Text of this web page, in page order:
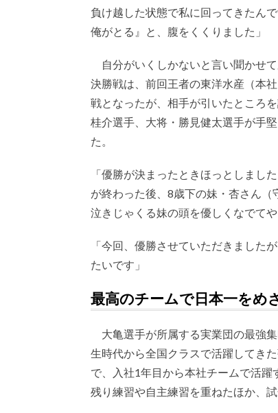
負け越した状態で私に回ってきたん
俺がとる』と、腹をくくりました」
自分がいくしかないと言い聞かせ
決勝戦は、前回王者の東洋水産（本
戦となったが、相手が引いたところ
桂介選手、大将・勝見健太選手が手
た。
「優勝が決まったときほっとしま
が終わった後、8歳下の妹・杏さん
泣きじゃくる妹の頭を優しくなでて
「今回、優勝させていただきました
たいです」
最高のチームで日本一をめ
大亀選手が所属する実業団の最強
生時代から全国クラスで活躍してき
で、入社1年目から本社チームで活
残り練習や自主練習を重ねたほか、